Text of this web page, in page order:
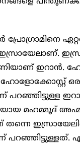
പ്രോഗ്രാമിനെ
ഇറാൻ.
ഹോളോക്കോസ്റ്റ്
പറഞ്ഞിട്ടുള്ള
മഹമ്മൂദ്
തന്നെ